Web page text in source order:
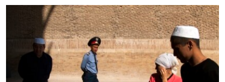
TÜRKMENÇE